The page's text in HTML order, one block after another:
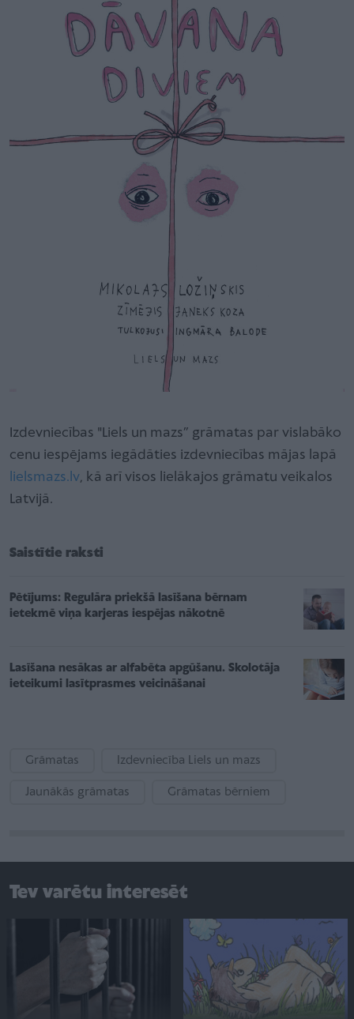
Izdevniecības "Liels un mazs” grāmatas par vislabāko
cenu iespējams iegādāties izdevniecības mājas lapā
lielsmazs.lv, kā arī visos lielākajos grāmatu veikalos
Latvijā.
Saistītie raksti
Pētījums: Regulāra priekšā lasīšana bērnam
ietekmē viņa karjeras iespējas nākotnē
Lasīšana nesākas ar alfabēta apgūšanu. Skolotāja
ieteikumi lasītprasmes veicināšanai
Grāmatas Izdevniecība Liels un mazs
Jaunākās grāmatas Grāmatas bērniem
Tev varētu interesēt